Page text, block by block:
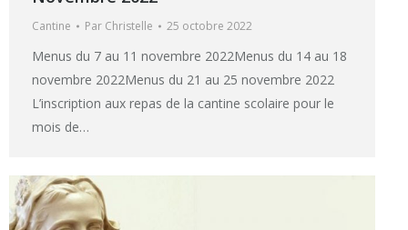
Cantine Par Christelle 25 octobre 2022
Menus du 7 au 11 novembre 2022Menus du 14 au 18
novembre 2022Menus du 21 au 25 novembre 2022
L’inscription aux repas de la cantine scolaire pour le
mois de…